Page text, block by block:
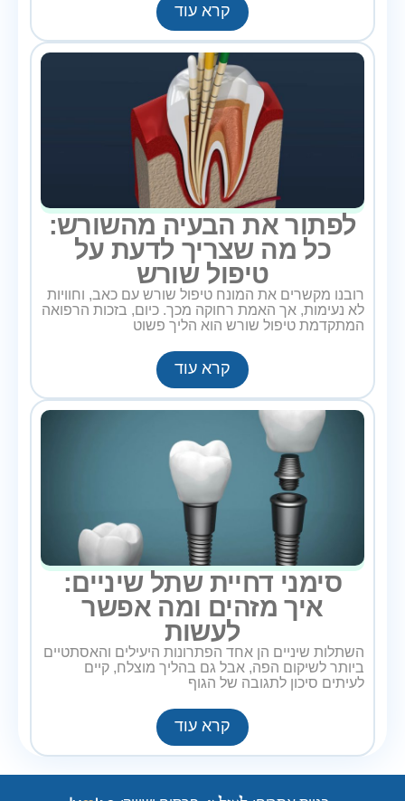
קרא עוד
לפתור את הבעיה מהשורש:
כל מה שצריך לדעת על
טיפול שורש
רובנו מקשרים את המונח טיפול שורש עם כאב, וחוויות
לא נעימות, אך האמת רחוקה מכך. כיום, בזכות הרפואה
המתקדמת טיפול שורש הוא הליך פשוט
קרא עוד
סימני דחיית שתל שיניים:
איך מזהים ומה אפשר
לעשות
השתלות שיניים הן אחד הפתרונות היעילים והאסתטיים
ביותר לשיקום הפה, אבל גם בהליך מוצלח, קיים
לעיתים סיכון לתגובה של הגוף
קרא עוד